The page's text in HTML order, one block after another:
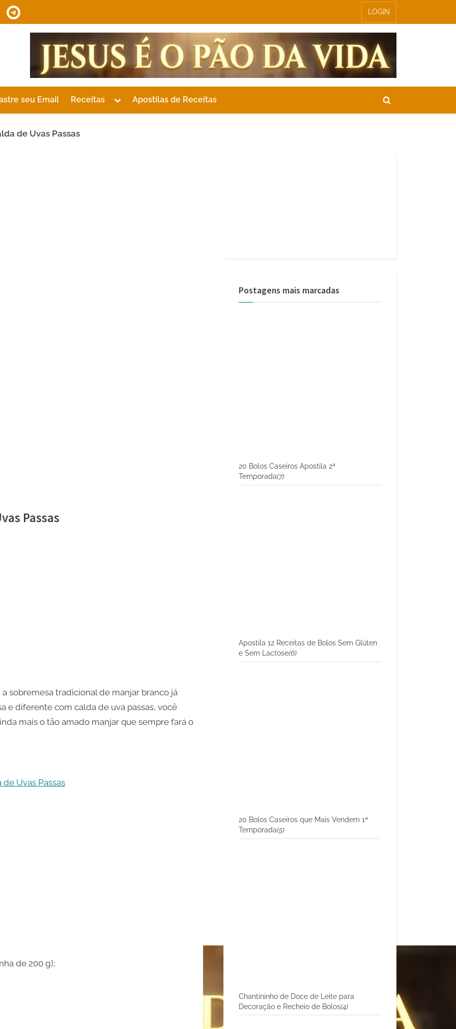
Telegram LOGIN
seu Email Receitas
Toggle
menu
Apostilas de Receitas
Toggle
de Uvas Passas
Passas
sobremesa tradicional de manjar branco já
e diferente com calda de uva passas, você
mais o tão amado manjar que sempre fará o
Uvas Passas
de 200 g);
Postagens mais marcadas
20 Bolos Caseiros Apostila 2ª
Temporada(7)
Apostila 12 Receitas de Bolos Sem Glúten
e Sem Lactose(6)
20 Bolos Caseiros que Mais Vendem 1ª
Temporada(5)
Chantininho de Doce de Leite para
Decoração e Recheio de Bolos(4)